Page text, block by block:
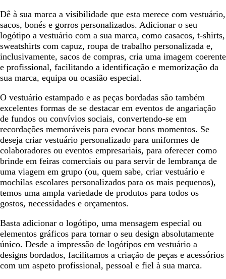
Dê à sua marca a visibilidade que esta merece com vestuário,
sacos, bonés e gorros personalizados. Adicionar o seu
logótipo a vestuário com a sua marca, como casacos, t-shirts,
sweatshirts com capuz, roupa de trabalho personalizada e,
inclusivamente, sacos de compras, cria uma imagem coerente
e profissional, facilitando a identificação e memorização da
sua marca, equipa ou ocasião especial.
O vestuário estampado e as peças bordadas são também
excelentes formas de se destacar em eventos de angariação
de fundos ou convívios sociais, convertendo-se em
recordações memoráveis para evocar bons momentos. Se
deseja criar vestuário personalizado para uniformes de
colaboradores ou eventos empresariais, para oferecer como
brinde em feiras comerciais ou para servir de lembrança de
uma viagem em grupo (ou, quem sabe, criar vestuário e
mochilas escolares personalizados para os mais pequenos),
temos uma ampla variedade de produtos para todos os
gostos, necessidades e orçamentos.
Basta adicionar o logótipo, uma mensagem especial ou
elementos gráficos para tornar o seu design absolutamente
único. Desde a impressão de logótipos em vestuário a
designs bordados, facilitamos a criação de peças e acessórios
com um aspeto profissional, pessoal e fiel à sua marca.